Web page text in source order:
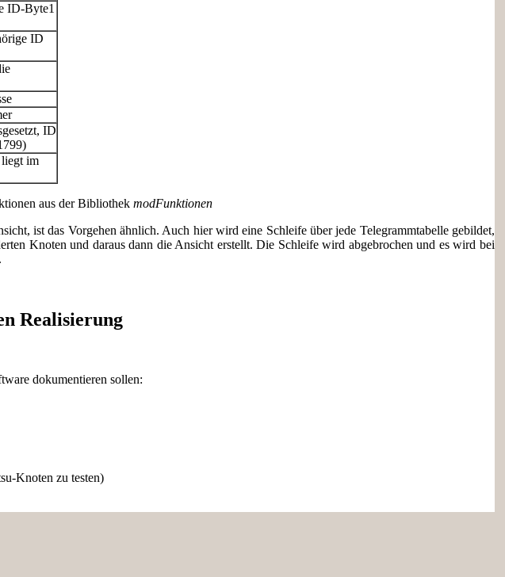
ID-Byte1
ID
ID
im
aus der Bibliothek modFunktionen
ist das Vorgehen ähnlich. Auch hier wird eine Schleife überjede Telegrammtabelle gebildet,
Knoten und daraus dann die Ansicht erstellt. Die Schleife wird abgebrochen und es wird bei
Realisierung
dokumentieren sollen:
Knoten zu testen)